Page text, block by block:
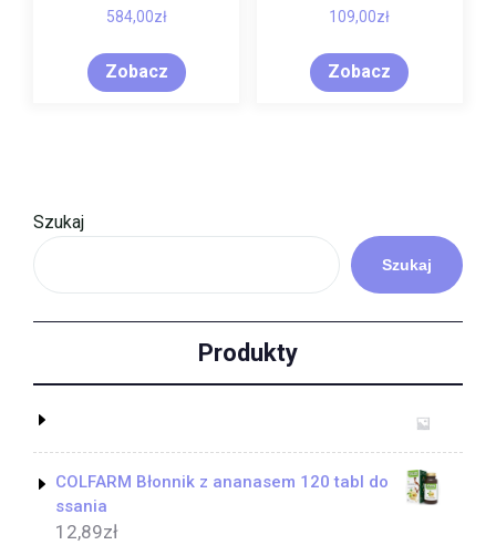
584,00zł
Zobacz
109,00zł
Zobacz
Szukaj
Szukaj
Produkty
COLFARM Błonnik z ananasem 120 tabl do
ssania
12,89zł